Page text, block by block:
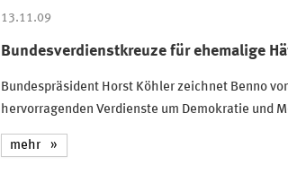
13.11.09
Bundesverdienstkreuze für ehemalige
Bundespräsident Horst Köhler zeichnet Benno
hervorragenden Verdienste um Demokratie und
mehr